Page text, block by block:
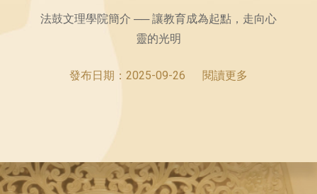
法鼓文理學院簡介 ── 讓教育成為起點，走向心
靈的光明
發布日期： 2025-09-26 閱讀更多
2025-08-26 閱讀更多